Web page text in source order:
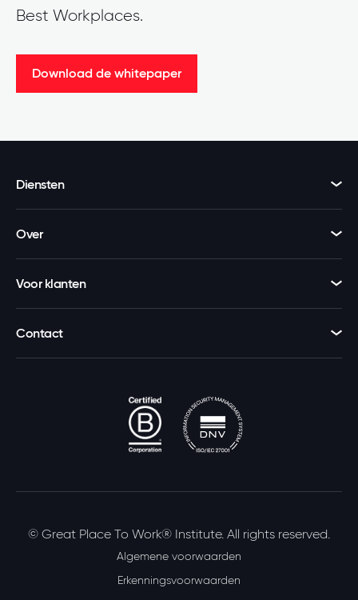
Best Workplaces.
Download de whitepaper
Diensten
Over
Voor klanten
Contact
© Great Place To Work® Institute. All rights reserved.
Algemene voorwaarden
Erkenningsvoorwaarden